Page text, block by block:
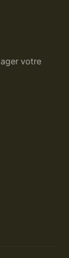
votre